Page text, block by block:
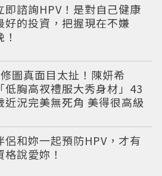
即諮詢HPV！是對自己健康
好的投資，把握現在不嫌
！
圖真面目太扯！陳妍希
「低胸高衩禮服大秀身材」43
近況完美無死角 美得很高級
侶和妳一起預防HPV，才有
格說愛妳！